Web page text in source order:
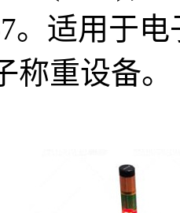
。适用于
称重设备。